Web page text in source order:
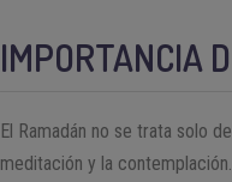
IMPORTANCIA
El Ramadán no se trata solo
meditación y la